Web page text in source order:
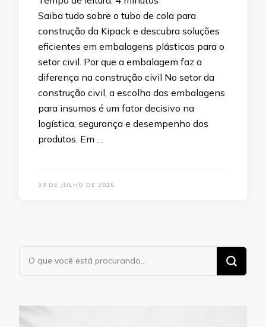
Saiba tudo sobre o tubo de cola para
construção da Kipack e descubra soluções
eficientes em embalagens plásticas para o
setor civil. Por que a embalagem faz a
diferença na construção civil No setor da
construção civil, a escolha das embalagens
para insumos é um fator decisivo na
logística, segurança e desempenho dos
produtos. Em …
30 DE JULHO DE 2025
Procurando
algo?